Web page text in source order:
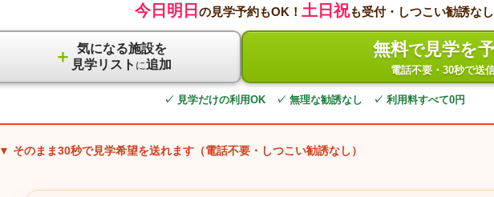
今日明日 の見学予約もOK！ 土日祝も受付・しつこい勧誘なし
＋
気になる施設を
見学リスト に追加
無料で見学を
電話不要・30秒で送
✓ 見学だけの利用OK ✓ 無理な勧誘なし ✓ 利用料すべて0円
▼ そのまま30秒で見学希望を送れます（電話不要・しつこい勧誘なし）